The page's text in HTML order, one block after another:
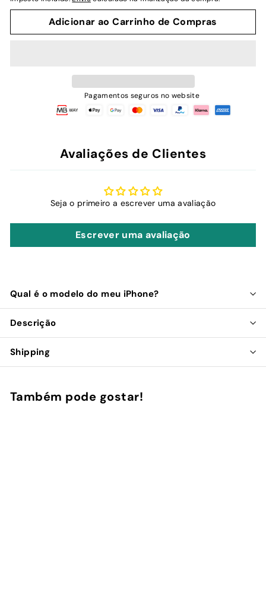
Adicionar ao Carrinho de Compras
Pagamentos seguros no website
Avaliações de Clientes
Seja o primeiro a escrever uma avaliação
Escrever uma avaliação
Qual é o modelo do meu iPhone?
Descrição
Shipping
Também pode gostar!